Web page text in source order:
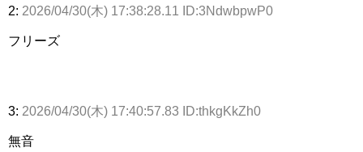
2: 2026/04/30(木) 17:38:28.11 ID:3NdwbpwP0
フリーズ
3: 2026/04/30(木) 17:40:57.83 ID:thkgKkZh0
無音